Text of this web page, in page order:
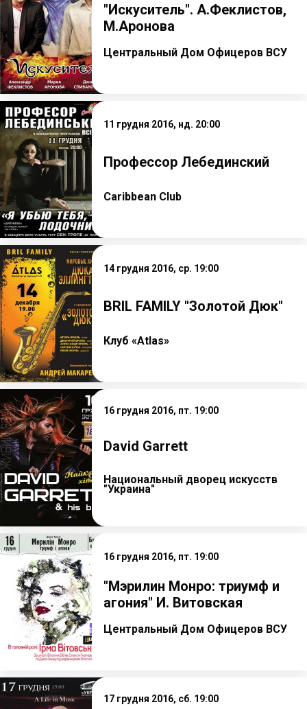
"Искуситель". А.Феклистов,
М.Аронова
Центральный Дом Офицеров ВСУ
11 грудня 2016, нд. 20:00
Профессор Лебединский
Caribbean Club
14 грудня 2016, ср. 19:00
BRIL FAMILY "Золотой Дюк"
Клуб «Atlas»
16 грудня 2016, пт. 19:00
David Garrett
Национальный дворец искусств
"Украина"
16 грудня 2016, пт. 19:00
"Мэрилин Монро: триумф и
агония" И. Витовская
Центральный Дом Офицеров ВСУ
17 грудня 2016, сб. 19:00